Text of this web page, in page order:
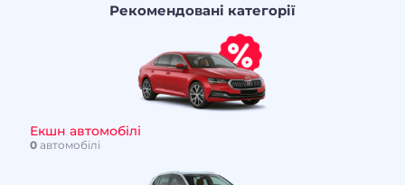
Рекомендовані категорії
Екшн автомобілі
0автомобілі